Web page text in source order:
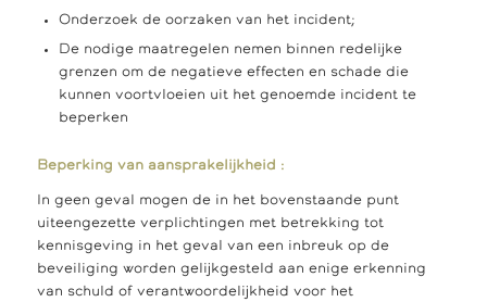
Onderzoek de oorzaken van het incident;
De nodige maatregelen nemen binnen redelijke
grenzen om de negatieve effecten en schade die
kunnen voortvloeien uit het genoemde incident te
beperken
Beperking van aansprakelijkheid :
In geen geval mogen de in het bovenstaande punt
uiteengezette verplichtingen met betrekking tot
kennisgeving in het geval van een inbreuk op de
beveiliging worden gelijkgesteld aan enige erkenning
van schuld of verantwoordelijkheid voor het